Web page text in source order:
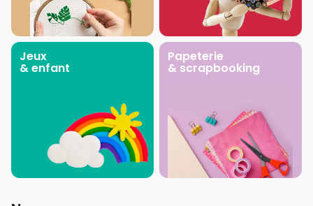
Jeux
& enfant
Papeterie
& scrapbooking